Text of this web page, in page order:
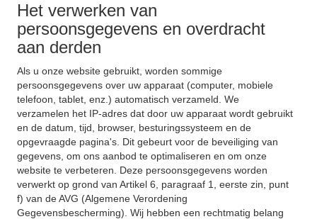
Het verwerken van
persoonsgegevens en overdracht
aan derden
Als u onze website gebruikt, worden sommige
persoonsgegevens over uw apparaat (computer, mobiele
telefoon, tablet, enz.) automatisch verzameld. We
verzamelen het IP-adres dat door uw apparaat wordt gebruikt
en de datum, tijd, browser, besturingssysteem en de
opgevraagde pagina's. Dit gebeurt voor de beveiliging van
gegevens, om ons aanbod te optimaliseren en om onze
website te verbeteren. Deze persoonsgegevens worden
verwerkt op grond van Artikel 6, paragraaf 1, eerste zin, punt
f) van de AVG (Algemene Verordening
Gegevensbescherming). Wij hebben een rechtmatig belang